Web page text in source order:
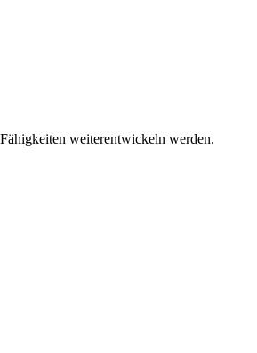
weiterentwickeln werden.